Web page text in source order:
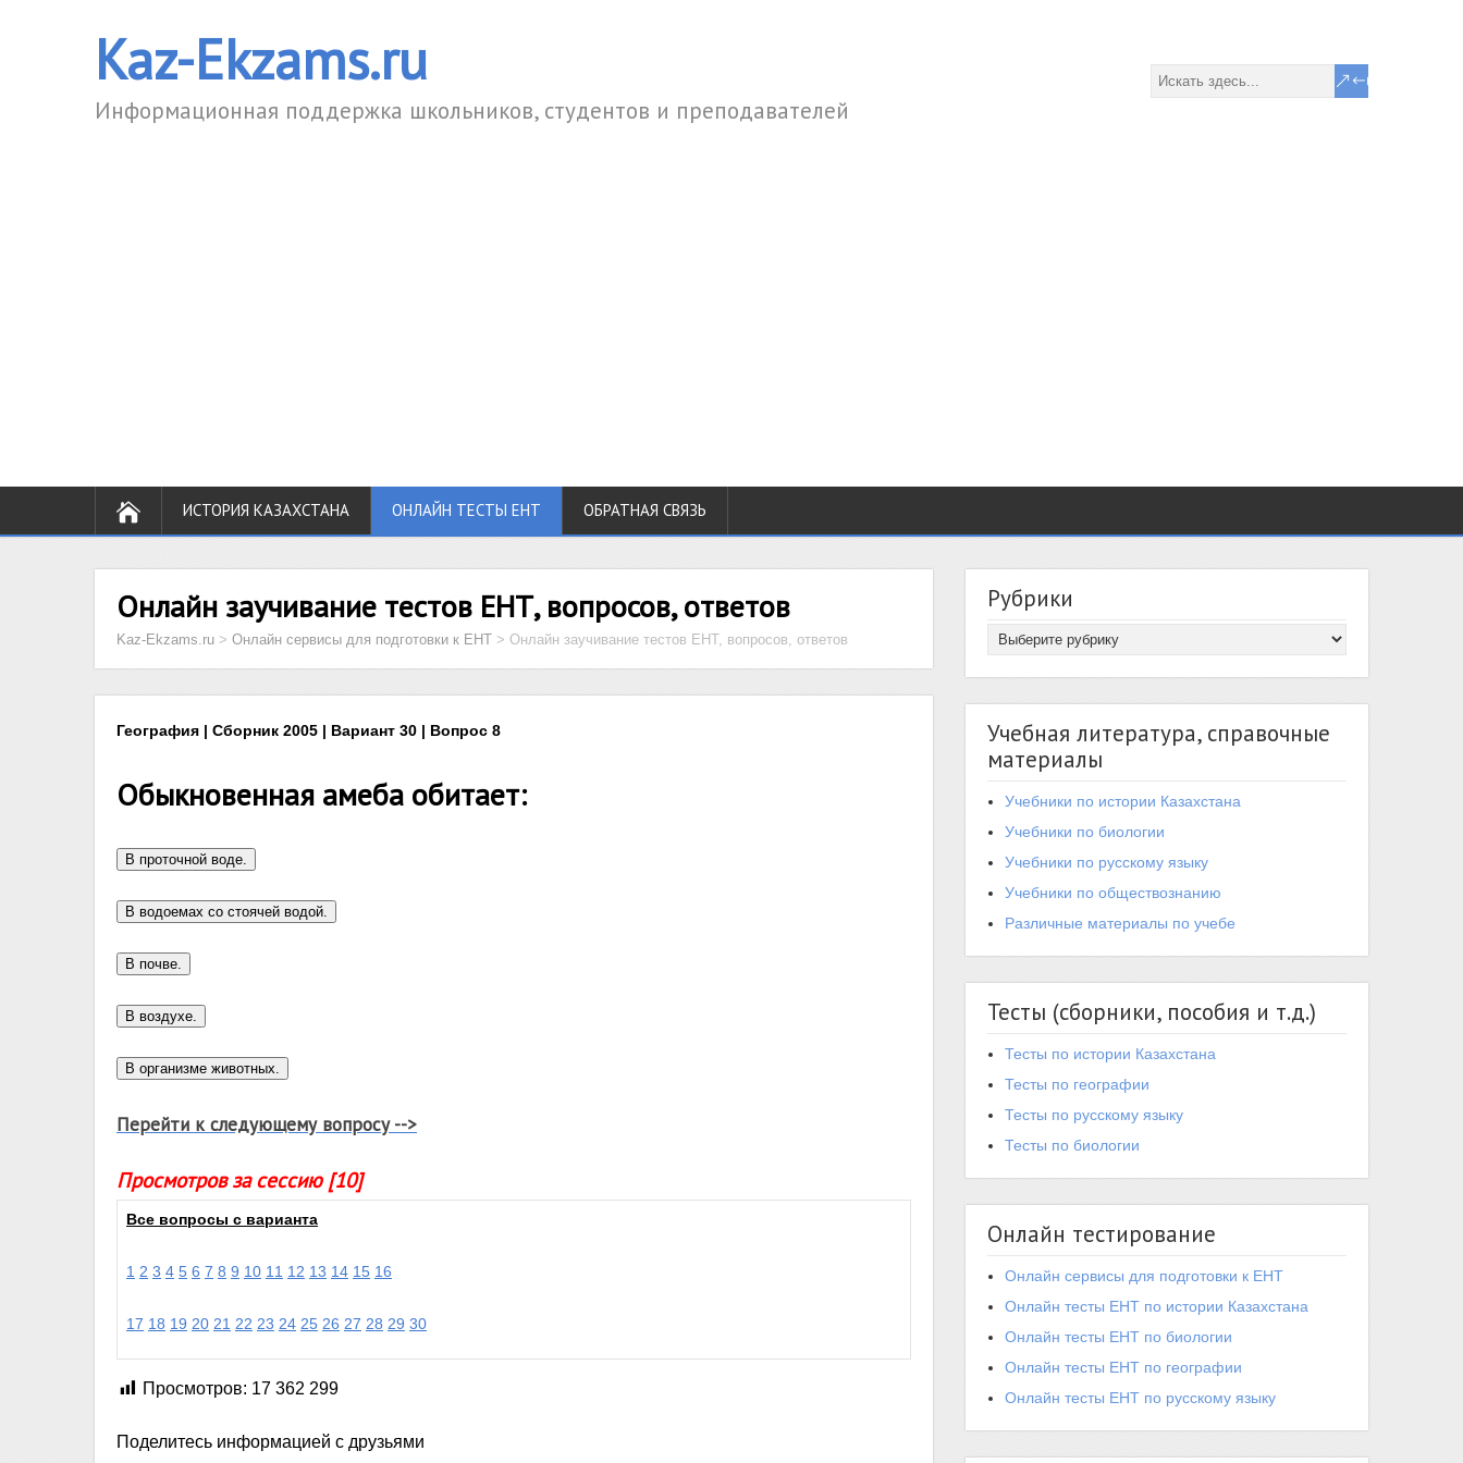
Kaz-Ekzams.ru
Информационная поддержка школьников, студентов и преподавателей
ИСТОРИЯ КАЗАХСТАНА ОНЛАЙН ТЕСТЫ ЕНТ ОБРАТНАЯ СВЯЗЬ
Онлайн заучивание тестов ЕНТ, вопросов, ответов
Kaz-Ekzams.ru > Онлайн сервисы для подготовки к ЕНТ > Онлайн заучивание тестов ЕНТ, вопросов, ответов
География | Сборник 2005 | Вариант 30 | Вопрос 8
Обыкновенная амеба обитает:
Перейти к следующему вопросу -->
Просмотров за сессию [10]
Все вопросы с варианта
1 2 3 4 5 6 7 8 9 10 11 12 13 14 15 16
17 18 19 20 21 22 23 24 25 26 27 28 29 30
Просмотров: 17 362 299
Поделитесь информацией с друзьями
Рубрики
Учебная литература, справочные
материалы
Учебники по истории Казахстана
Учебники по биологии
Учебники по русскому языку
Учебники по обществознанию
Различные материалы по учебе
Тесты (сборники, пособия и т.д.)
Тесты по истории Казахстана
Тесты по географии
Тесты по русскому языку
Тесты по биологии
Онлайн тестирование
Онлайн сервисы для подготовки к ЕНТ
Онлайн тесты ЕНТ по истории Казахстана
Онлайн тесты ЕНТ по биологии
Онлайн тесты ЕНТ по географии
Онлайн тесты ЕНТ по русскому языку